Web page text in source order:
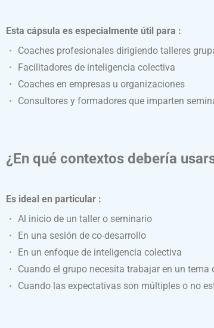
Esta cápsula es especialmente útil para :
Coaches profesionales dirigiendo talleres
Facilitadores de inteligencia colectiva
Coaches en empresas u organizaciones
Consultores y formadores que imparten
¿En qué contextos debería
Es ideal en particular :
Al inicio de un taller o seminario
En una sesión de co-desarrollo
En un enfoque de inteligencia colectiva
Cuando el grupo necesita trabajar en un tema
Cuando las expectativas son múltiples o no